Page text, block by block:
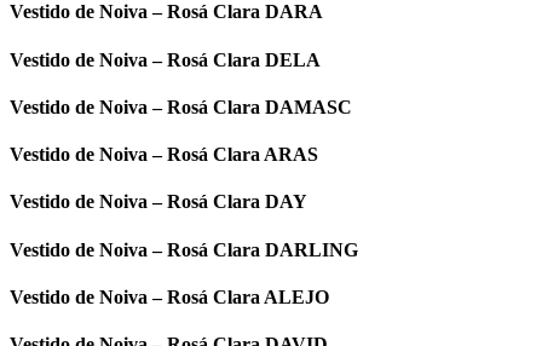
Vestido de Noiva – Rosá Clara DARA
Vestido de Noiva – Rosá Clara DELA
Vestido de Noiva – Rosá Clara DAMASC
Vestido de Noiva – Rosá Clara ARAS
Vestido de Noiva – Rosá Clara DAY
Vestido de Noiva – Rosá Clara DARLING
Vestido de Noiva – Rosá Clara ALEJO